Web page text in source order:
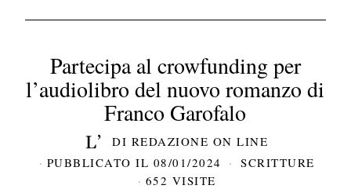
Partecipa al crowfunding per
l’audiolibro del nuovo romanzo di
Franco Garofalo
DI REDAZIONE ON LINE
PUBBLICATO IL 08/01/2024
SCRITTURE
652 VISITE